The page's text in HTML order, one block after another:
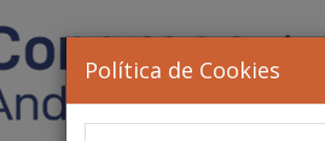
Política de Cookies